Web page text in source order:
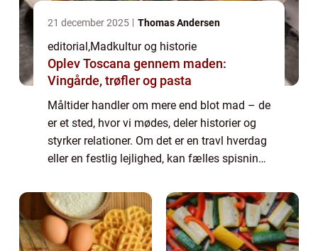
21 december 2025 Thomas Andersen
editorial,Madkultur og historie
Oplev Toscana gennem maden:
Vingårde, trøfler og pasta
Måltider handler om mere end blot mad – de
er et sted, hvor vi mødes, deler historier og
styrker relationer. Om det er en travl hverdag
eller en festlig lejlighed, kan fælles spisning